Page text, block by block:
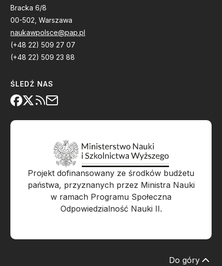
Bracka 6/8
00-502, Warszawa
naukawpolsce@pap.pl
(+48 22) 509 27 07
(+48 22) 509 23 88
ŚLEDŹ NAS
Projekt dofinansowany ze środków budżetu
państwa, przyznanych przez Ministra Nauki
w ramach Programu Społeczna
Odpowiedzialność Nauki II.
Do góry